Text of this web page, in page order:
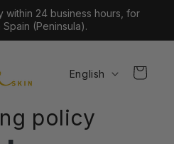
within 24 business hours, for
Spain (Peninsula).
n
g
English Cart
policy